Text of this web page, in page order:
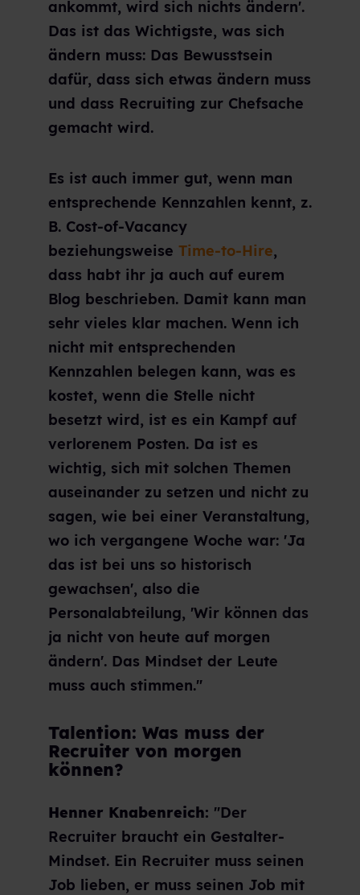
ankommt, wird sich nichts ändern'.
Das ist das Wichtigste, was sich
ändern muss: Das Bewusstsein
dafür, dass sich etwas ändern muss
und dass Recruiting zur Chefsache
gemacht wird.
Es ist auch immer gut, wenn man
entsprechende Kennzahlen kennt, z.
B. Cost-of-Vacancy
beziehungsweise Time-to-Hire,
dass habt ihr ja auch auf eurem
Blog beschrieben. Damit kann man
sehr vieles klar machen. Wenn ich
nicht mit entsprechenden
Kennzahlen belegen kann, was es
kostet, wenn die Stelle nicht
besetzt wird, ist es ein Kampf auf
verlorenem Posten. Da ist es
wichtig, sich mit solchen Themen
auseinander zu setzen und nicht zu
sagen, wie bei einer Veranstaltung,
wo ich vergangene Woche war: 'Ja
das ist bei uns so historisch
gewachsen', also die
Personalabteilung, 'Wir können das
ja nicht von heute auf morgen
ändern'. Das Mindset der Leute
muss auch stimmen."
Talention: Was muss der
Recruiter von morgen
können?
Henner Knabenreich: "Der
Recruiter braucht ein Gestalter-
Mindset. Ein Recruiter muss seinen
Job lieben, er muss seinen Job mit